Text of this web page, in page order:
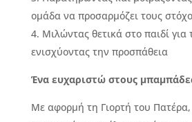
ομάδα να προσαρμόζει τους
4. Μιλώντας θετικά στο παιδί για
ενισχύοντας την προσπάθεια
Ένα ευχαριστώ στους
Με αφορμή τη Γιορτή του